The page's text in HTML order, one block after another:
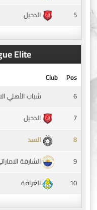
5
الدحيل
Elite
Pos
Club
6
شباب الأهلي
7
الدحيل
8
السد
9
الشارقة
10
الغرافة